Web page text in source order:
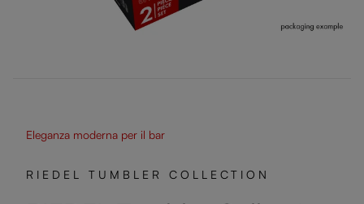
Eleganza moderna per il bar
RIEDEL TUMBLER COLLECTION